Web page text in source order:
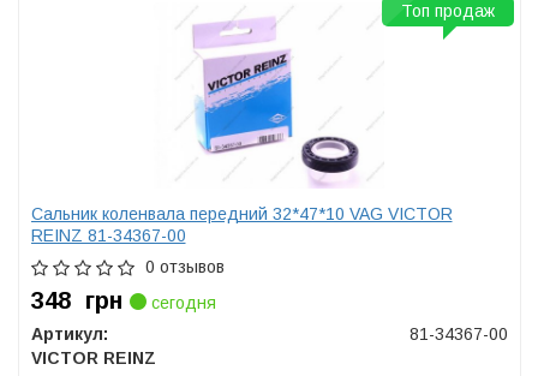
Сальник коленвала передний 32*47*10 VAG VICTOR
REINZ 81-34367-00
0 отзывов
348 грн
сегодня
Артикул:
81-34367-00
VICTOR REINZ
Топ продаж